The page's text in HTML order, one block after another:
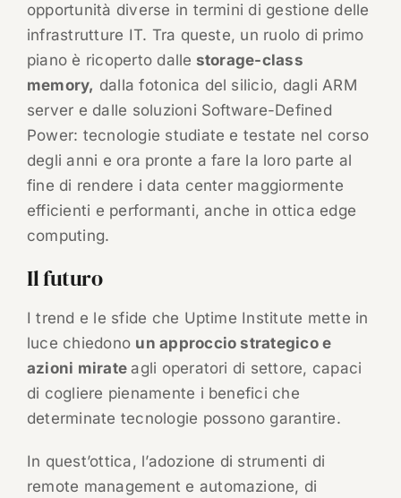
opportunità diverse in termini di gestione delle
infrastrutture IT. Tra queste, un ruolo di primo
piano è ricoperto dalle storage-class
memory, dalla fotonica del silicio, dagli ARM
server e dalle soluzioni Software-Defined
Power: tecnologie studiate e testate nel corso
degli anni e ora pronte a fare la loro parte al
fine di rendere i data center maggiormente
efficienti e performanti, anche in ottica edge
computing.
Il futuro
I trend e le sfide che Uptime Institute mette in
luce chiedono un approccio strategico e
azioni mirateagli operatori di settore, capaci
di cogliere pienamente i benefici che
determinate tecnologie possono garantire.
In quest’ottica, l’adozione di strumenti di
remote management e automazione, di